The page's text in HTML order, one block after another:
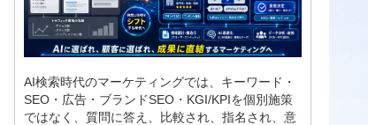
AI検索時代のマーケティングでは、キーワード・
SEO・広告・ブランドSEO・KGI/KPIを個別施策
ではなく、質問に答え、比較され、指名され、意